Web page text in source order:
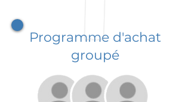
Programme d'achat
groupé